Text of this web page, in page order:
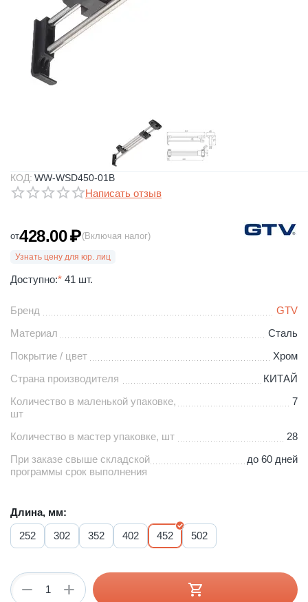
КОД: WW-WSD450-01B
Написать отзыв
от428.00₽(Включая налог)
Узнать цену для юр. лиц
Доступно:* 41 шт.
Бренд
GTV
Материал
Сталь
Покрытие / цвет
Хром
Страна производителя
КИТАЙ
Количество в маленькой упаковке,
шт
7
Количество в мастер упаковке, шт
28
При заказе свыше складской
программы срок выполнения
до 60 дней
Длина, мм:
252
302 352 402 452 502
+
−